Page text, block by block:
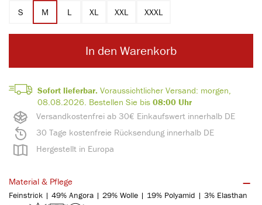
Versandkostenfrei ab 30€ Einkaufswert innerhalb DE
30 Tage kostenfreie Rücksendung innerhalb DE
Hergestellt in Europa
Sofort lieferbar. Voraussichtlicher Versand: morgen,
08.08.2026. Bestellen Sie bis 08:00 Uhr
S M L XL XXL XXXL
In den Warenkorb
Material & Pflege
Feinstrick | 49% Angora | 29% Wolle | 19% Polyamid | 3% Elasthan